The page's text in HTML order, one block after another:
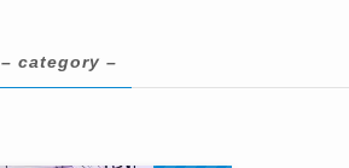
– category –